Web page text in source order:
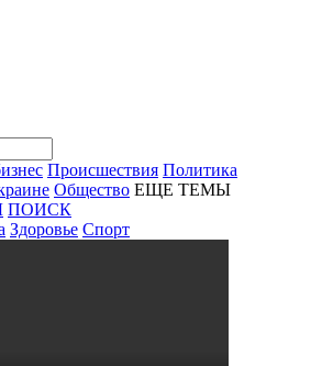
Происшествия Политика
Общество ЕЩЕ ТЕМЫ
ПОИСК
Здоровье Спорт